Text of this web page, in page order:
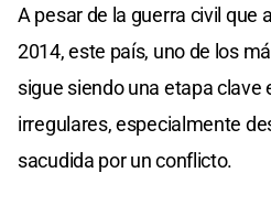
A pesar de la guerra civil que
2014, este país, uno de los
sigue siendo una etapa
irregulares, especialmente
sacudida por un conflicto.